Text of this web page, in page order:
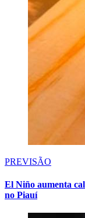
PREVISÃO
El Niño aumenta
no Piauí